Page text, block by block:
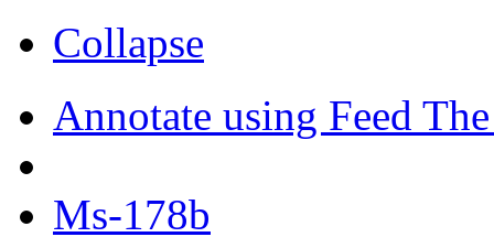
Collapse
Annotate using Feed
Ms-178b